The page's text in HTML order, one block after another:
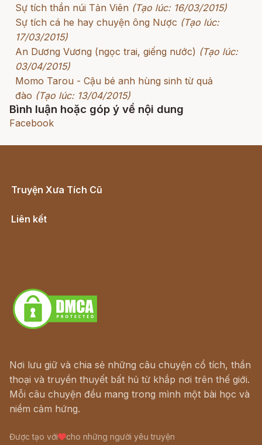
Sự tích thần núi Tản Viên (Tạo lúc: 16/03/2015)
Sự tích cá he hay chuyện ông Nược (Tạo lúc:
17/03/2015)
An Dương Vương (ngọc trai, giếng nước) (Tạo lúc:
03/04/2015)
Momo Tarou - Cậu bé anh hùng sinh từ quả
đào (Tạo lúc: 13/04/2015)
Bình luận hoặc góp ý về nội dung
Facebook
Truyện Xưa Tích Cũ
Liên kết
Nơi lưu giữ và chia sẻ những câu chuyện cổ tích, thần
thoại và truyền thuyết bất hủ từ khắp nơi trên thế giới.
Mỗi câu chuyện đều mang trong mình một bài học và
niềm cảm hứng.
Được tạo với cho những người yêu truyện